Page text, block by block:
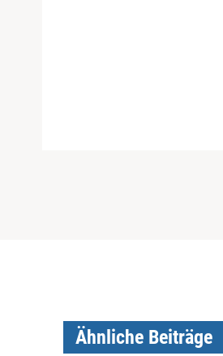
Ähnliche Beiträge